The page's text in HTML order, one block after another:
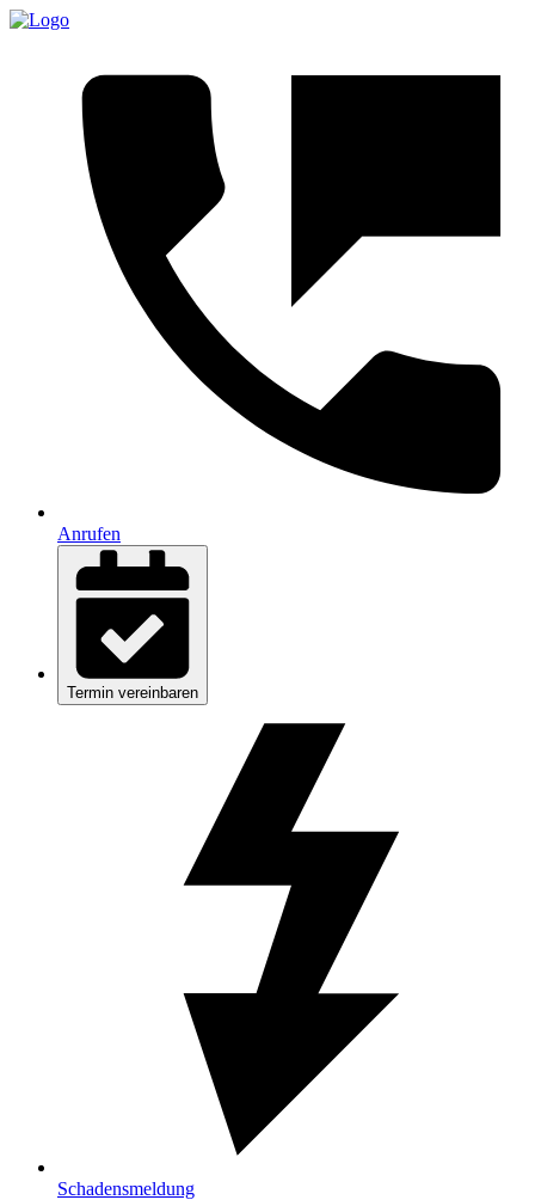
Anrufen
Termin vereinbaren
Schadensmeldung